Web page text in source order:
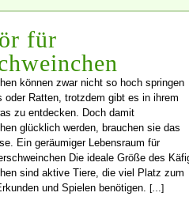
für
können zwar nicht so hoch springen
oder Ratten, trotzdem gibt es in ihrem
zu entdecken. Doch damit
glücklich werden, brauchen sie das
Ein geräumiger Lebensraum für
Die ideale Größe des
sind aktive Tiere, die viel Platz zum
und Spielen benötigen. […]